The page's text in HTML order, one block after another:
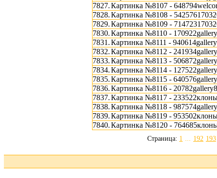
7827.Картинка №8107 -
7828.Картинка №8108 -
7829.Картинка №8109 -
7830.Картинка №8110 -
7831.Картинка №8111 -
7832.Картинка №8112 -
7833.Картинка №8113 -
7834.Картинка №8114 -
7835.Картинка №8115 -
7836.Картинка №8116 -
7837.Картинка №8117 -
7838.Картинка №8118 -
7839.Картинка №8119 -
7840.Картинка №8120 -
Страница: 1 ... 192 193